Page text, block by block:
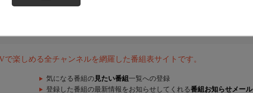
で楽しめる全チャンネルを網羅した番組表サイトです。
気になる番組の 見たい番組 一覧への登録
登録した番組の最新情報をお知らせしてくれる番組お知らせメール